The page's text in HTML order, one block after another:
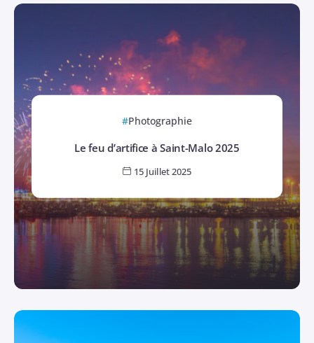
Photographie
Le feu d’artifice à Saint-Malo 2025
15 Juillet 2025